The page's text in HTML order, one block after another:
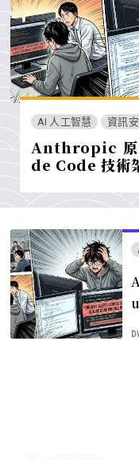
AI 人工智慧 資訊
Anthropic 原
de Code 技術